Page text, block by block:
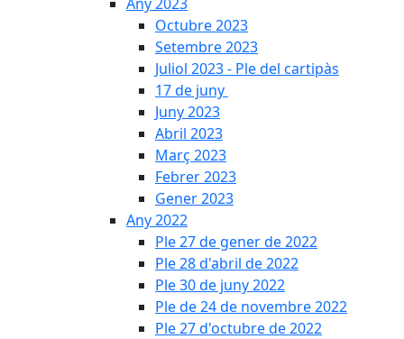
Octubre 2023
Setembre 2023
Juliol 2023 - Ple del cartipàs
17 de juny
Juny 2023
Abril 2023
Març 2023
Febrer 2023
Gener 2023
Any 2022
Ple 27 de gener de 2022
Ple 28 d'abril de 2022
Ple 30 de juny 2022
Ple de 24 de novembre 2022
Ple 27 d'octubre de 2022